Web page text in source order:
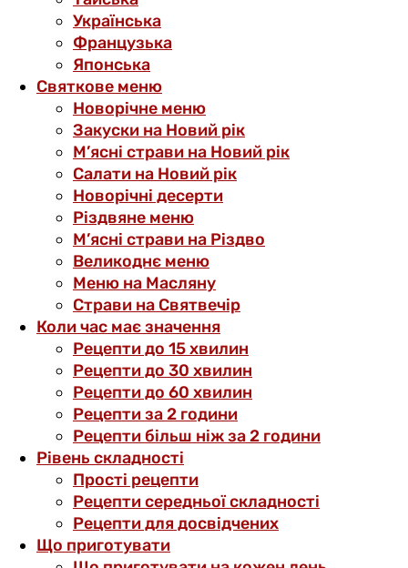
Українська
Французька
Японська
Святкове меню
Новорічне меню
Закуски на Новий рік
М’ясні страви на Новий рік
Салати на Новий рік
Новорічні десерти
Різдвяне меню
М’ясні страви на Різдво
Великоднє меню
Меню на Масляну
Страви на Святвечір
Коли час має значення
Рецепти до 15 хвилин
Рецепти до 30 хвилин
Рецепти до 60 хвилин
Рецепти за 2 години
Рецепти більш ніж за 2 години
Рівень складності
Прості рецепти
Рецепти середньої складності
Рецепти для досвідчених
Що приготувати